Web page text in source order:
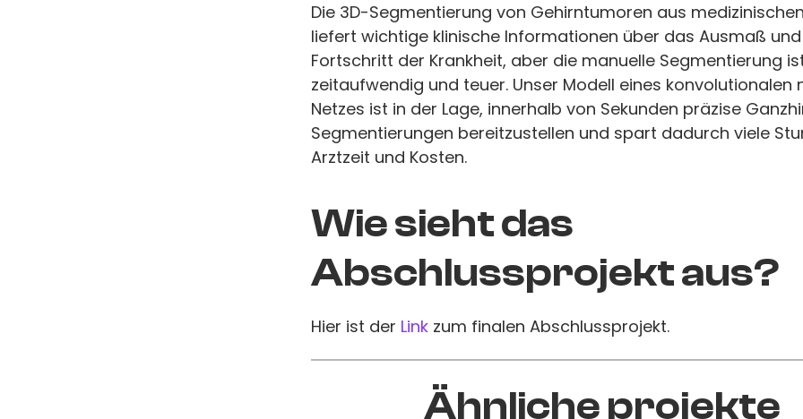
Die 3D-Segmentierung von Gehirntumoren aus
liefert wichtige klinische Informationen über das Ausmaß
Fortschritt der Krankheit, aber die manuelle Segmentierung
zeitaufwendig und teuer. Unser Modell eines konvolutionalen
Netzes ist in der Lage, innerhalb von Sekunden präzise
Segmentierungen bereitzustellen und spart dadurch viele
Arztzeit und Kosten.
Wie sieht das
Abschlussprojekt aus?
Hier ist der Link zum finalen Abschlussprojekt.
Ähnliche projekte